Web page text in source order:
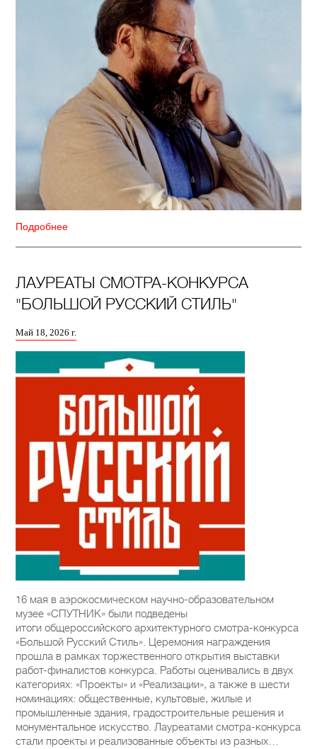
Подробнее
ЛАУРЕАТЫ СМОТРА-КОНКУРСА
"БОЛЬШОЙ РУССКИЙ СТИЛЬ"
Май 18, 2026 г.
16 мая в аэрокосмическом научно-образовательном
музее «СПУТНИК» были подведены
итоги общероссийского архитектурного смотра-конкурса
«Большой Русский Стиль». Церемония награждения
прошла в рамках торжественного открытия выставки
работ-финалистов конкурса. Работы оценивались в двух
категориях: «Проекты» и «Реализации», а также в шести
номинациях: общественные, культовые, жилые и
промышленные здания, градостроительные решения и
монументальное искусство. Лауреатами смотра-конкурса
стали проекты и реализованные объекты из разных…